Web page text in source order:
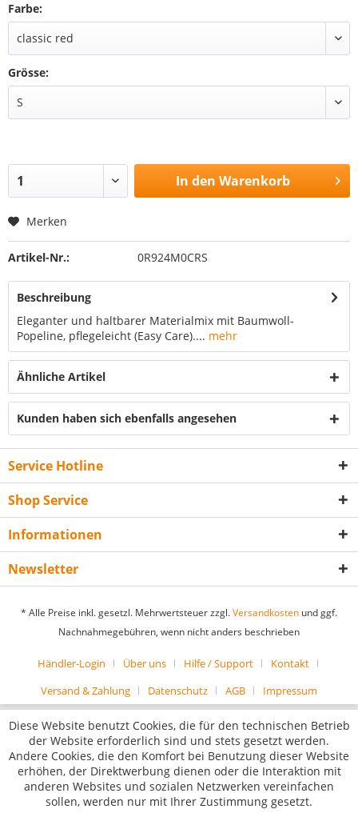
Farbe:
Grösse:
In den Warenkorb
Merken
Artikel-Nr.: 0R924M0CRS
Beschreibung
Eleganter und haltbarer Materialmix mit Baumwoll-
Popeline, pflegeleicht (Easy Care).... mehr
Ähnliche Artikel
Kunden haben sich ebenfalls angesehen
Service Hotline
Shop Service
Informationen
Newsletter
* Alle Preise inkl. gesetzl. Mehrwertsteuer zzgl.Versandkosten und ggf.
Nachnahmegebühren, wenn nicht anders beschrieben
Händler-Login Über uns Hilfe / Support
Kontakt
Versand & Zahlung
Datenschutz AGB Impressum
Diese Website benutzt Cookies, die für den technischen Betrieb
der Website erforderlich sind und stets gesetzt werden.
Andere Cookies, die den Komfort bei Benutzung dieser Website
erhöhen, der Direktwerbung dienen oder die Interaktion mit
anderen Websites und sozialen Netzwerken vereinfachen
sollen, werden nur mit Ihrer Zustimmung gesetzt.